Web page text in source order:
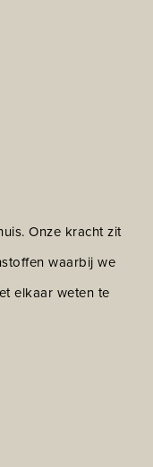
Onze kracht zit
waarbij we
elkaar weten te